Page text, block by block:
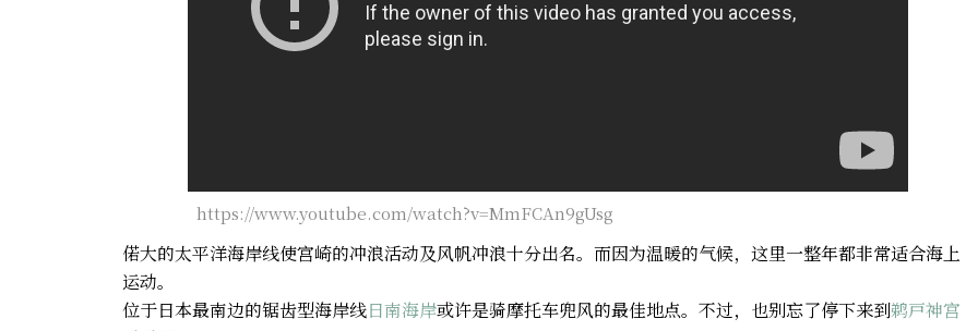
https://www.youtube.com/watch?v=MmFCAn9gUsg
偌大的太平洋海岸线使宫崎的冲浪活动及风帆冲浪十分出名。而因为温暖的气候，这里一整年都非常适合海上
运动。
位于日本最南边的锯齿型海岸线日南海岸或许是骑摩托车兜风的最佳地点。不过，也别忘了停下来到鹈戸神宫